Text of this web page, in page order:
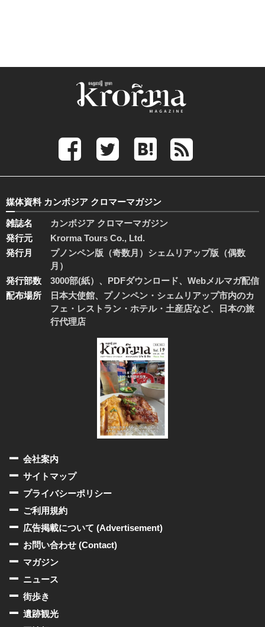
媒体資料 カンボジア クロマーマガジン
雑誌名
カンボジア クロマーマガジン
発行元
Krorma Tours Co., Ltd.
発行月
プノンペン版（奇数月）シェムリアップ版（偶数
月）
発行部数
3000部(紙）、PDFダウンロード、Webメルマガ配信
配布場所
日本大使館、プノンペン・シェムリアップ市内のカ
フェ・レストラン・ホテル・土産店など、日本の旅
行代理店
会社案内
サイトマップ
プライバシーポリシー
ご利用規約
広告掲載について (Advertisement)
お問い合わせ (Contact)
マガジン
ニュース
街歩き
遺跡観光